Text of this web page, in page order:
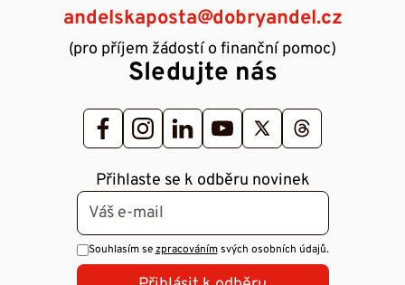
andelskaposta@dobryandel.cz
(pro příjem žádostí o finanční pomoc)
Sledujte nás
Přihlaste se k odběru novinek
Souhlasím sezpracovánímsvých osobních údajů.